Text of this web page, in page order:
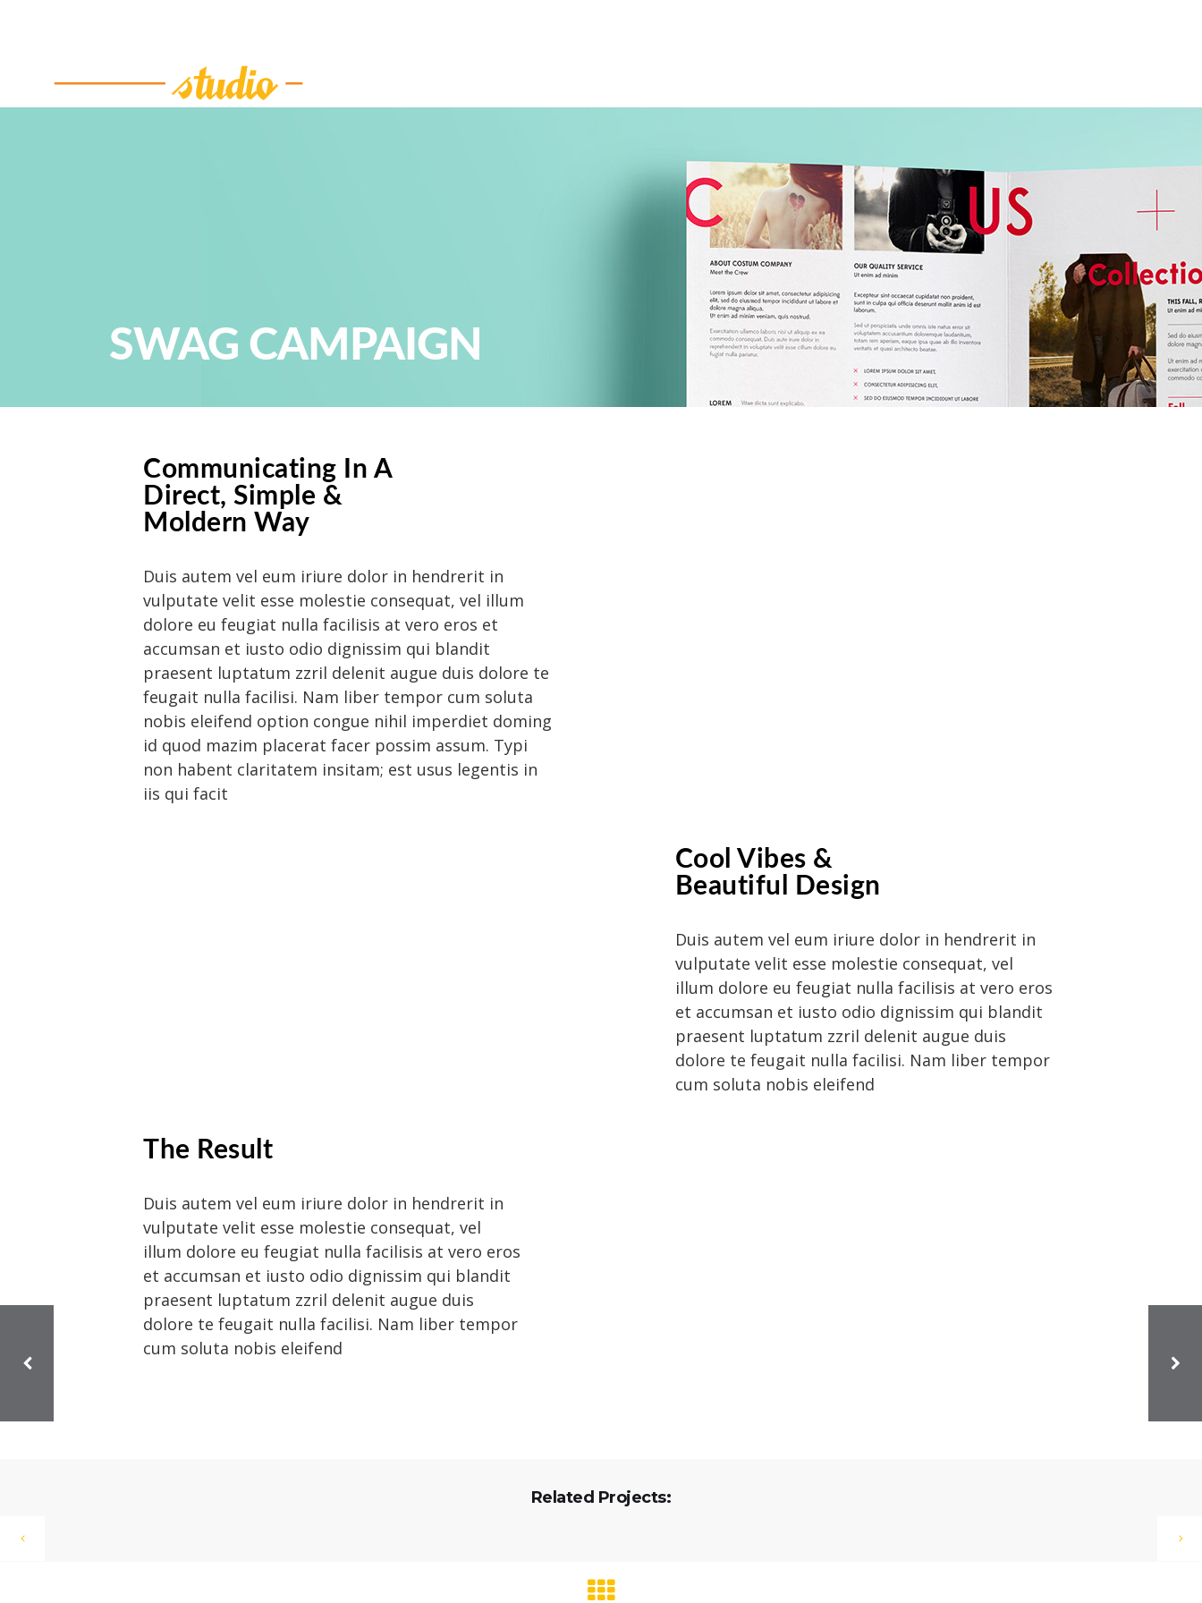
SWAG CAMPAIGN
Communicating In A
Direct, Simple &
Moldern Way
Duis autem vel eum iriure dolor in hendrerit in
vulputate velit esse molestie consequat, vel illum
dolore eu feugiat nulla facilisis at vero eros et
accumsan et iusto odio dignissim qui blandit
praesent luptatum zzril delenit augue duis dolore te
feugait nulla facilisi. Nam liber tempor cum soluta
nobis eleifend option congue nihil imperdiet doming
id quod mazim placerat facer possim assum. Typi
non habent claritatem insitam; est usus legentis in
iis qui facit
Cool Vibes &
Beautiful Design
Duis autem vel eum iriure dolor in hendrerit in
vulputate velit esse molestie consequat, vel
illum dolore eu feugiat nulla facilisis at vero eros
et accumsan et iusto odio dignissim qui blandit
praesent luptatum zzril delenit augue duis
dolore te feugait nulla facilisi. Nam liber tempor
cum soluta nobis eleifend
The Result
Duis autem vel eum iriure dolor in hendrerit in
vulputate velit esse molestie consequat, vel
illum dolore eu feugiat nulla facilisis at vero eros
et accumsan et iusto odio dignissim qui blandit
praesent luptatum zzril delenit augue duis
dolore te feugait nulla facilisi. Nam liber tempor
cum soluta nobis eleifend
Related Projects: